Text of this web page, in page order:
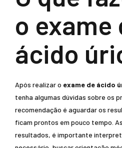
o exame
ácido
Após realizar o exame de ácido
tenha algumas dúvidas sobre os
recomendação é aguardar os
ficam prontos em pouco tempo.
resultados, é importante